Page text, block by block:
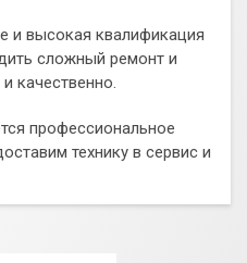
и высокая квалификация
сложный ремонт и
качественно.
профессиональное
технику в сервис и